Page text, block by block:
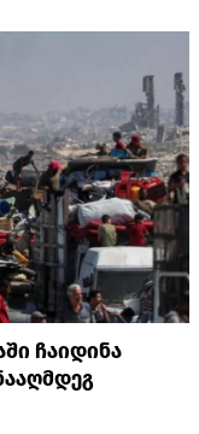
ჩაიდინა